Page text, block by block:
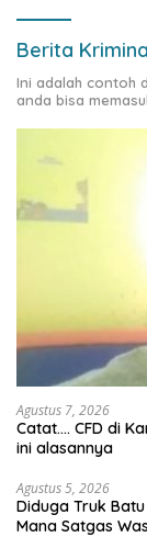
Berita
Ini adalah contoh
anda bisa
Agustus 7, 2026
Catat…. CFD di
ini alasannya
Agustus 5, 2026
Diduga Truk
Mana Satgas